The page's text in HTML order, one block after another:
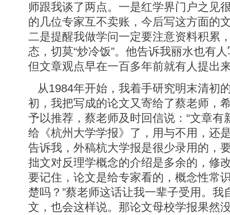
师跟我谈了两点。一是红学界门户之见
的几位专家互不卖账，今后写这方面的
二是提醒我做学问一定要注意资料积累
态，切莫“炒冷饭”。他告诉我丽水也有
但文章观点早在一百多年前就有人提出
从1984年开始，我着手研究明末清初
初，我把写成的论文又寄给了蔡老师，
予以推荐，蔡老师及时回信说：“文章
给《杭州大学学报》了，用与不用，还
告诉我，外稿杭大学报是很少录用的，
拙文对反理学概念的介绍是多余的，修
要记住，论文是给专家看的，概念性常
楚吗？”蔡老师这话让我一辈子受用。
文，也会这样说。那论文母校学报果然